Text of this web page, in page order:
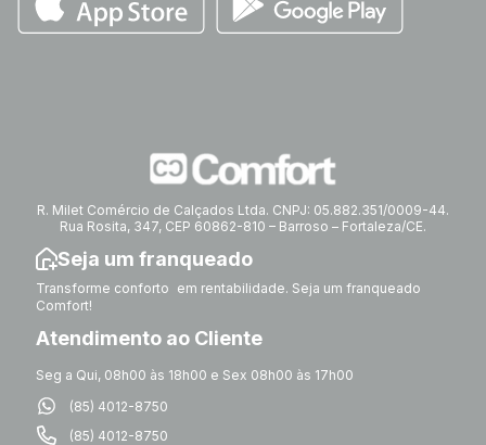
R. Milet Comércio de Calçados Ltda. CNPJ: 05.882.351/0009-44.
Rua Rosita, 347, CEP 60862-810 – Barroso – Fortaleza/CE.
Seja um franqueado
Transforme conforto em rentabilidade. Seja um franqueado
Comfort!
Atendimento ao Cliente
Seg a Qui, 08h00 às 18h00 e Sex 08h00 às 17h00
(85) 4012-8750
(85) 4012-8750